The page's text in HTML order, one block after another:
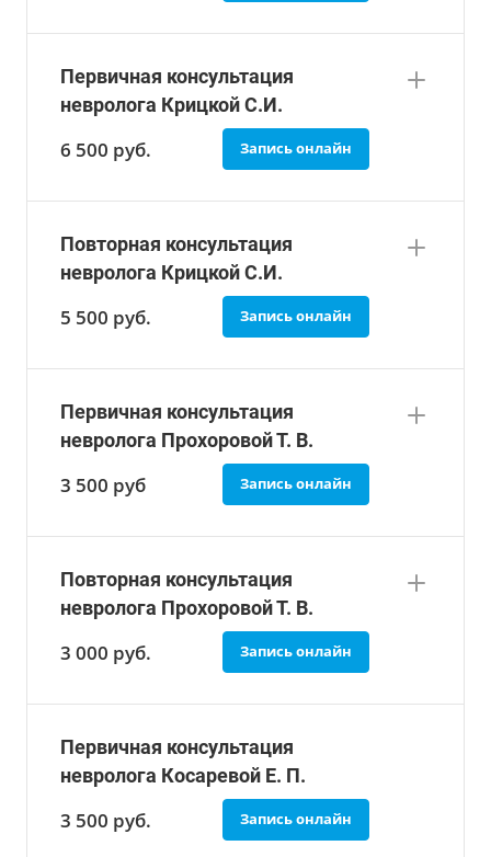
Первичная консультация
невролога Крицкой С.И.
6 500 руб. Запись онлайн
Повторная консультация
невролога Крицкой С.И.
5 500 руб. Запись онлайн
Первичная консультация
невролога Прохоровой Т. В.
3 500 руб Запись онлайн
Повторная консультация
невролога Прохоровой Т. В.
3 000 руб. Запись онлайн
Первичная консультация
невролога Косаревой Е. П.
3 500 руб. Запись онлайн